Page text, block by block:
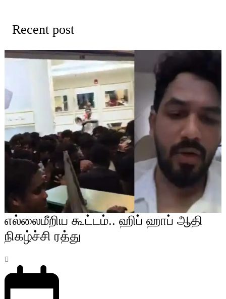
Recent post
எல்லைமீறிய கூட்டம்.. ஹிப் ஹாப் ஆதி
நிகழ்ச்சி ரத்து